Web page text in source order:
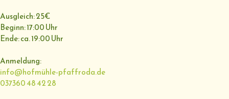
Ausgleich: 25€
Beginn: 17:00 Uhr
Ende: ca. 19:00 Uhr
Anmeldung:
info@hofmühle-pfaffroda.de
037360 48 42 28